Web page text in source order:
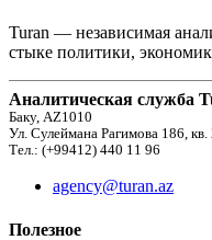
Turan — независимая
стыке политики,
Аналитическая служба
Баку, AZ1010
Ул. Сулеймана Рагимова 186, кв.
Тел.: (+99412) 440 11 96
agency@turan.az
Полезное